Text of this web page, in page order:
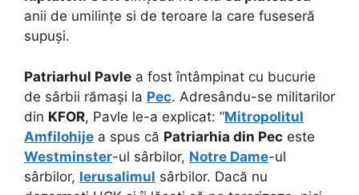
anii de umilințe si de teroare la care fuseseră
supuși.
Patriarhul Pavle a fost întâmpinat cu bucurie
de sârbii rămași la Pec. Adresându-se militarilor
din KFOR, Pavle le-a explicat: “Mitropolitul
Amfilohije a spus că Patriarhia din Pec este
Westminster-ul sârbilor, Notre Dame-ul
sârbilor, Ierusalimul sârbilor. Dacă nu